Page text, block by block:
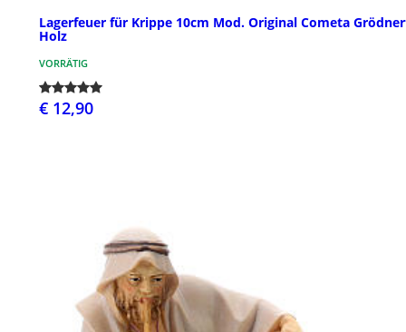
Lagerfeuer für Krippe 10cm Mod. Original Cometa
Holz
VORRÄTIG
€ 12,90